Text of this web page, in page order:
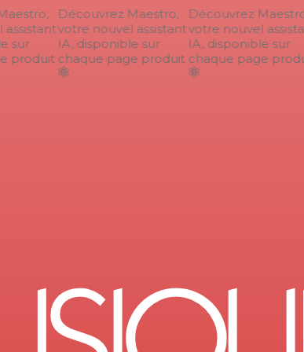
sur
produit
Découvrez Maestro,
votre nouvel assistant
IA, disponible sur
chaque page produit
Découvrez Maestro,
votre nouvel
IA, disponible sur
chaque page